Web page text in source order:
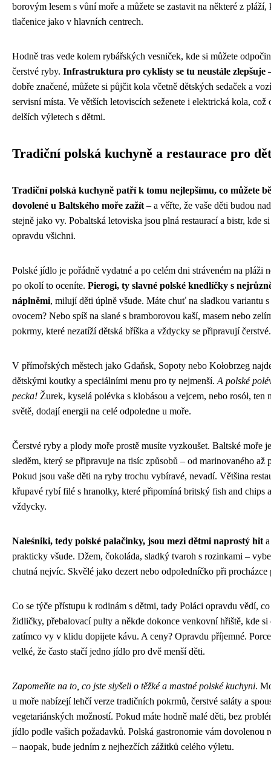
borovým lesem s vůní moře a můžete se zastavit na některé z pláží,
tlačenice jako v hlavních centrech.
Hodně tras vede kolem rybářských vesniček, kde si můžete
čerstvé ryby. Infrastruktura pro cyklisty se tu neustále zlepšuje
dobře značené, můžete si půjčit kola včetně dětských sedaček a
servisní místa. Ve větších letoviscích seženete i elektrická kola, což
delších výletech s dětmi.
Tradiční polská kuchyně a restaurace pro
Tradiční polská kuchyně patří k tomu nejlepšímu, co můžete
dovolené u Baltského moře zažít – a věřte, že vaše děti budou
stejně jako vy. Pobaltská letoviska jsou plná restaurací a bistr, kde
opravdu všichni.
Polské jídlo je pořádně vydatné a po celém dni stráveném na pláži
po okolí to oceníte. Pierogi, ty slavné polské knedlíčky s
náplněmi, milují děti úplně všude. Máte chuť na sladkou variantu s
ovocem? Nebo spíš na slané s bramborovou kaší, masem nebo
pokrmy, které nezatíží dětská bříška a vždycky se připravují čerstvé.
V přímořských městech jako Gdaňsk, Sopoty nebo Kołobrzeg
dětskými koutky a speciálními menu pro ty nejmenší. A polské
pecka! Žurek, kyselá polévka s klobásou a vejcem, nebo rosół, ten
světě, dodají energii na celé odpoledne u moře.
Čerstvé ryby a plody moře prostě musíte vyzkoušet. Baltské moře
sleděm, který se připravuje na tisíc způsobů – od marinovaného až
Pokud jsou vaše děti na ryby trochu vybíravé, nevadí. Většina
křupavé rybí filé s hranolky, které připomíná britský fish and chips
vždycky.
Naleśniki, tedy polské palačinky, jsou mezi dětmi naprostý hit
prakticky všude. Džem, čokoláda, sladký tvaroh s rozinkami –
chutná nejvíc. Skvělé jako dezert nebo odpoledníčko při procházce
Co se týče přístupu k rodinám s dětmi, tady Poláci opravdu vědí,
židličky, přebalovací pulty a někde dokonce venkovní hřiště, kde
zatímco vy v klidu dopijete kávu. A ceny? Opravdu příjemné.
velké, že často stačí jedno jídlo pro dvě menší děti.
Zapomeňte na to, co jste slyšeli o těžké a mastné polské kuchyni.
u moře nabízejí lehčí verze tradičních pokrmů, čerstvé saláty a
vegetariánských možností. Pokud máte hodně malé děti, bez
jídlo podle vašich požadavků. Polská gastronomie vám dovolenou
– naopak, bude jedním z nejhezčích zážitků celého výletu.